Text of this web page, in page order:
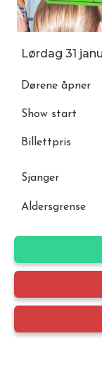
Lørdag 31
Dørene åpner
Show start
Billettpris
Sjanger
Aldersgrense